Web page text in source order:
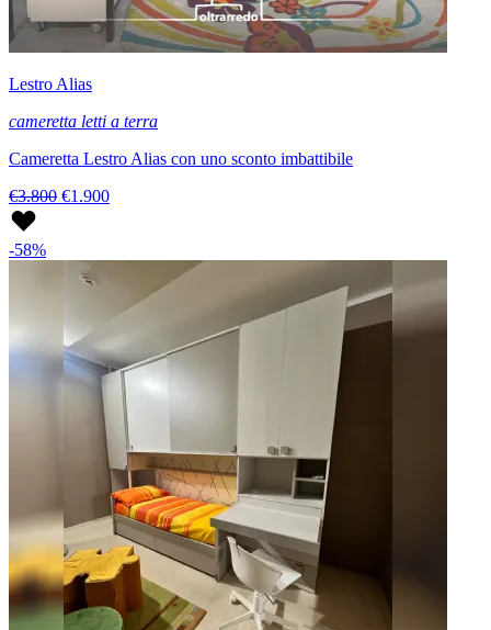
Lestro Alias
cameretta letti a terra
Cameretta Lestro Alias con uno sconto imbattibile
€3.800 €1.900
-58%